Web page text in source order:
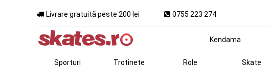
Livrare gratuită peste 200 lei 0755 223 274
Kendama
Sporturi Trotinete Role Skate